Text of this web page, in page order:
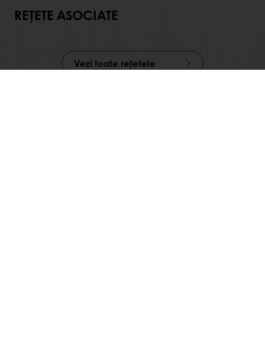
REȚETE ASOCIATE
Vezi toate rețetele